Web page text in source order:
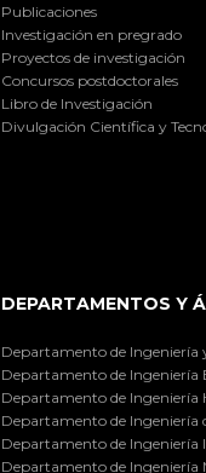
Publicaciones
Investigación en pregrado
Proyectos de investigación
Concursos postdoctorales
Libro de Investigación
Divulgación Científica y
DEPARTAMENTOS Y
Departamento de Ingeniería
Departamento de Ingeniería
Departamento de
Departamento de Ingeniería
Departamento de Ingeniería
Departamento de Ingeniería